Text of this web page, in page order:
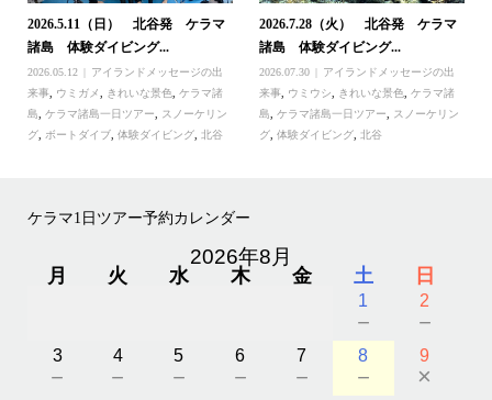
2026.5.11（日） 北谷発 ケラマ
諸島 体験ダイビング...
2026.05.12
アイランドメッセージの出
来事, ウミガメ, きれいな景色, ケラマ諸
島, ケラマ諸島一日ツアー, スノーケリン
グ, ボートダイブ, 体験ダイビング, 北谷
2026.7.28（火） 北谷発 ケラマ
諸島 体験ダイビング...
2026.07.30
アイランドメッセージの出
来事, ウミウシ, きれいな景色,ケラマ諸
島,ケラマ諸島一日ツアー, スノーケリン
グ,体験ダイビング,北谷
ケラマ1日ツアー予約カレンダー
2026年8月
月 火 水 木 金 土 日
1
－
2
－
3
－
4
－
5
－
6
－
7
－
8
－
9
×